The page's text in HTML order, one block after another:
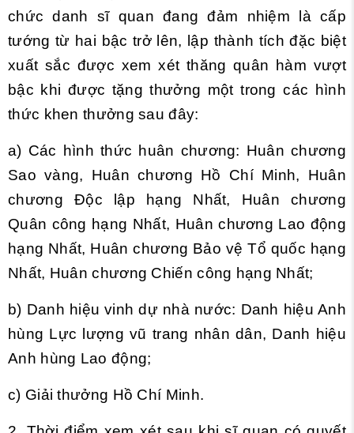
chức danh sĩ quan đang đảm nhiệm là cấp
tướng từ hai bậc trở lên, lập thành tích đặc biệt
xuất sắc được xem xét thăng quân hàm vượt
bậc khi được tặng thưởng một trong các hình
thức khen thưởng sau đây:
a) Các hình thức huân chương: Huân chương
Sao vàng, Huân chương Hồ Chí Minh, Huân
chương Độc lập hạng Nhất, Huân chương
Quân công hạng Nhất, Huân chương Lao động
hạng Nhất, Huân chương Bảo vệ Tổ quốc hạng
Nhất, Huân chương Chiến công hạng Nhất;
b) Danh hiệu vinh dự nhà nước: Danh hiệu Anh
hùng Lực lượng vũ trang nhân dân, Danh hiệu
Anh hùng Lao động;
c) Giải thưởng Hồ Chí Minh.